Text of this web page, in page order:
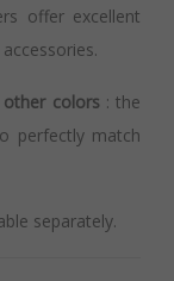
offer excellent
other colors: the
perfectly match
separately.